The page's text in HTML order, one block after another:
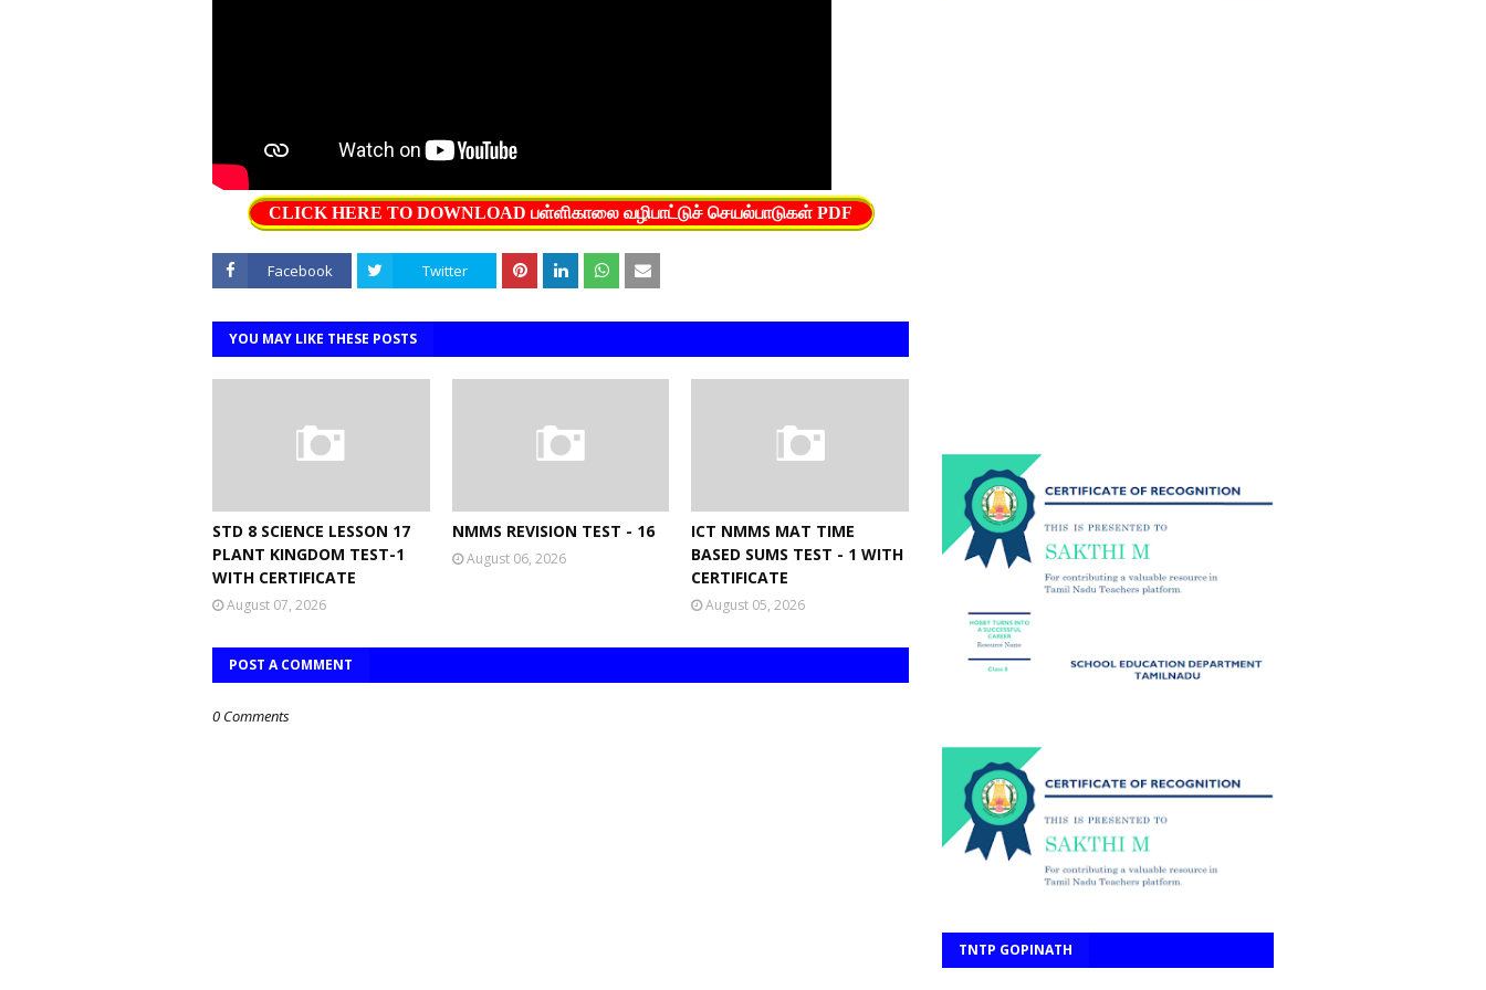
CLICK HERE TO DOWNLOAD பள்ளிகாலை வழிபாட்டுச் செயல்பாடுகள் PDF
Facebook Twitter
YOU MAY LIKE THESE POSTS
STD 8 SCIENCE LESSON 17
PLANT KINGDOM TEST-1
WITH CERTIFICATE
August 07, 2026
NMMS REVISION TEST - 16
August 06, 2026
ICT NMMS MAT TIME
BASED SUMS TEST - 1 WITH
CERTIFICATE
August 05, 2026
POST A COMMENT
0 Comments
TNTP GOPINATH